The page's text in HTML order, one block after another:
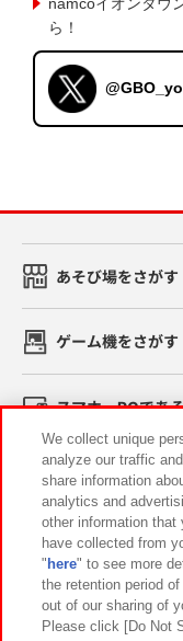
ら！
あそび場をさがす
ゲーム機をさがす
スマホ・PCであ
イベント・キャン
関連会社
プライバシーポリシー
We collect unique
analyze our traffic
share information
analytics and
other information
have collected from
" here" to see more
the retention period
out of our sharing of
Please click [Do Not